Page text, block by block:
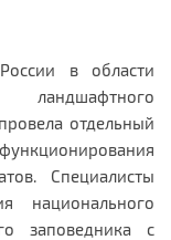
в области
ландшафтного
отдельный
Специалисты
национального
заповедника с